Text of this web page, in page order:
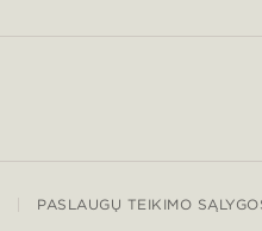
PASLAUGŲ TEIKIMO